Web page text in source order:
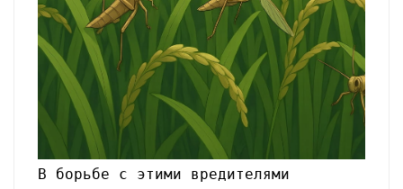
В борьбе с этими вредителями